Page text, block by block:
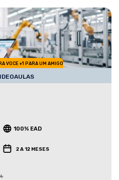
VOCE +1 PARA UM AMIGO
100% EAD
2 A 12 MESES